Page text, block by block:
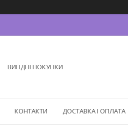
ВИГІДНІ ПОКУПКИ
КОНТАКТИ ДОСТАВКА І ОПЛАТА